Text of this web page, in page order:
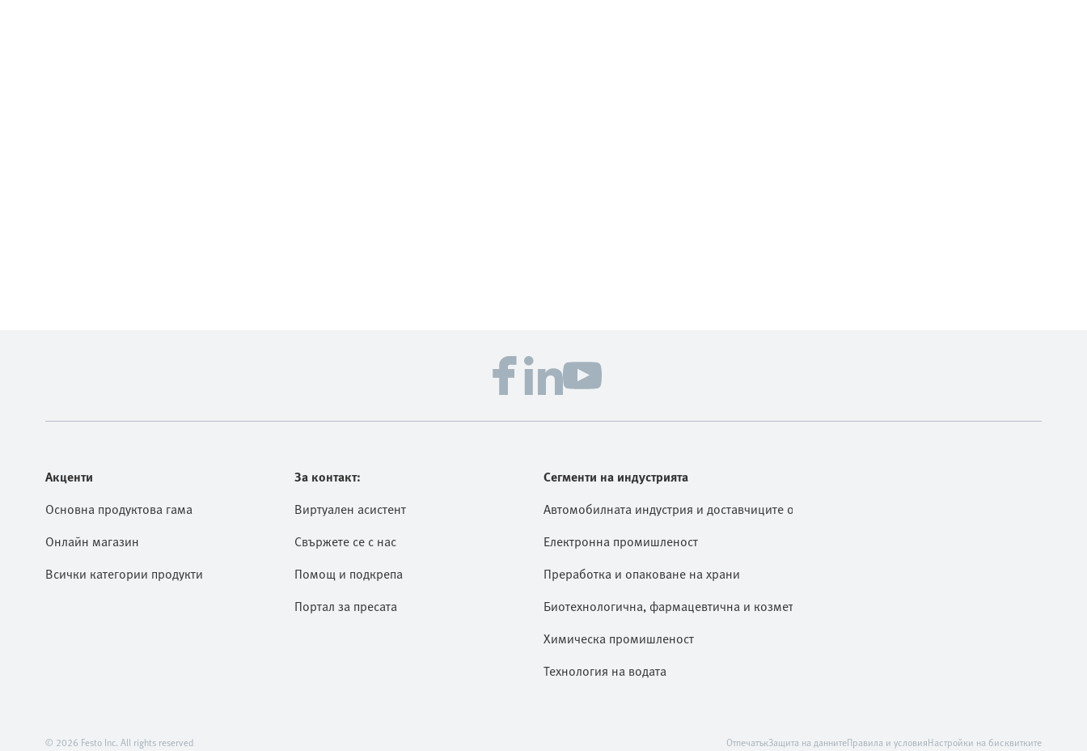
Акценти
Основна продуктова гама
Онлайн магазин
Всички категории продукти
За контакт:
Виртуален асистент
Свържете се с нас
Помощ и подкрепа
Портал за пресата
Сегменти на индустрията
Автомобилната индустрия и доставчиците от ниво 1
Електронна промишленост
Преработка и опаковане на храни
Биотехнологична, фармацевтична и козметична промишленост
Химическа промишленост
Технология на водата
© 2026 Festo Inc. All rights reserved ОтпечатъкЗащита на даннитеПравила и условияНастройки на бисквитките